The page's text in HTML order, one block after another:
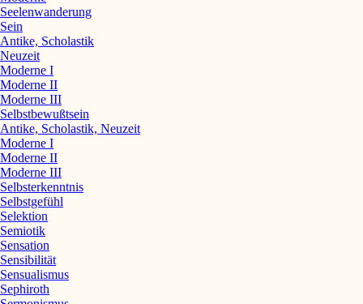
Seelenwanderung
Sein
Antike, Scholastik
Neuzeit
Moderne I
Moderne II
Moderne III
Selbstbewußtsein
Antike, Scholastik, Neuzeit
Moderne I
Moderne II
Moderne III
Selbsterkenntnis
Selbstgefühl
Selektion
Semiotik
Sensation
Sensibilität
Sensualismus
Sephiroth